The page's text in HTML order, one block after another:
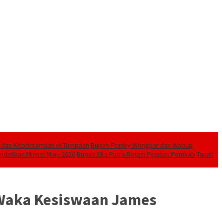
Kebersamaan di Tumpaan Bupati Franky Wongkar dan Wabup
Minsel Maju 2026Bupati Eka Putra Rotasi Pejabat Pemkab Tanah
Kesiswaan James